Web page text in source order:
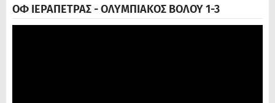
ΟΦ ΙΕΡΑΠΕΤΡΑΣ - ΟΛΥΜΠΙΑΚΟΣ ΒΟΛΟΥ 1-3